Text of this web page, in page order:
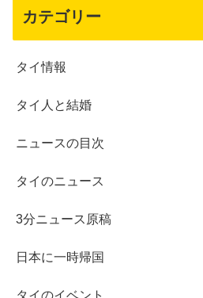
カテゴリー
タイ情報
タイ人と結婚
ニュースの目次
タイのニュース
3分ニュース原稿
日本に一時帰国
タイのイベント